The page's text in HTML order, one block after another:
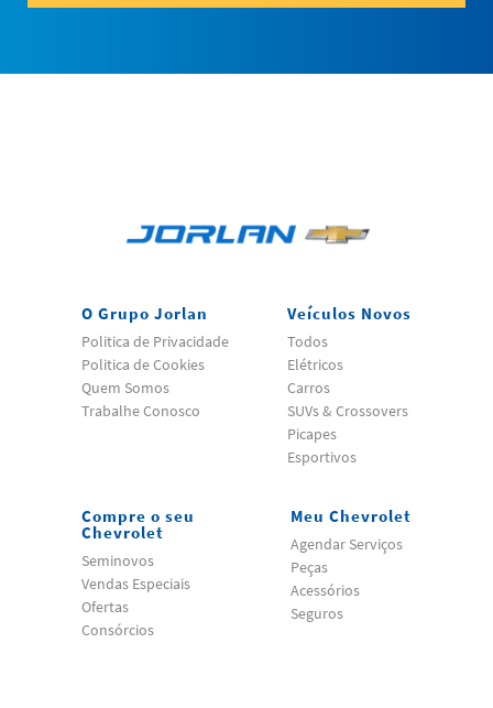
O Grupo Jorlan
Politica de Privacidade
Politica de Cookies
Quem Somos
Trabalhe Conosco
Veículos Novos
Todos
Elétricos
Carros
SUVs & Crossovers
Picapes
Esportivos
Compre o seu
Chevrolet
Seminovos
Vendas Especiais
Ofertas
Consórcios
Meu Chevrolet
Agendar Serviços
Peças
Acessórios
Seguros